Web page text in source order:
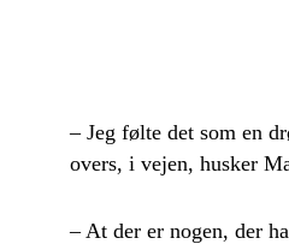
– Jeg følte det som en
overs, i vejen, husker
– At der er nogen, der